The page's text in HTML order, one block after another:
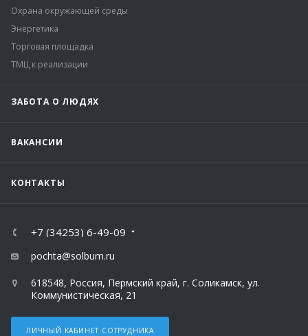
Охрана окружающей среды
Энергетика
Торговая площадка
ТМЦ к реализации
ЗАБОТА О ЛЮДЯХ
ВАКАНСИИ
КОНТАКТЫ
+7 (34253) 6-49-09
pochta@solbum.ru
618548, Россия, Пермский край, г. Соликамск, ул.
Коммунистическая, 21
ЛИЧНЫЙ КАБИНЕТ СОТРУДНИКА